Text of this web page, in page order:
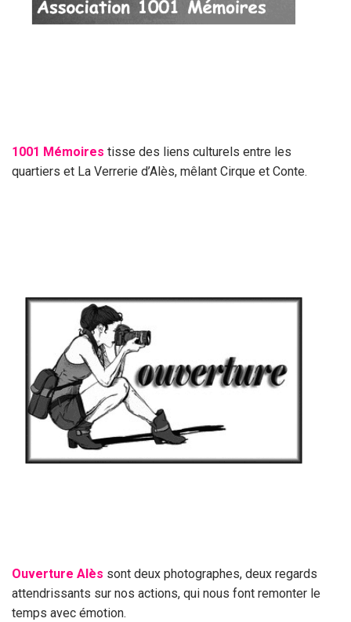
1001 Mémoires tisse des liens culturels entre les
quartiers et La Verrerie d’Alès, mêlant Cirque et Conte.
Ouverture Alès sont deux photographes, deux regards
attendrissants sur nos actions, qui nous font remonter le
temps avec émotion.